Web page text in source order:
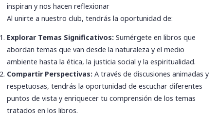
inspiran y nos hacen reflexionar
Al unirte a nuestro club, tendrás la oportunidad de:
Explorar Temas Significativos: Sumérgete en libros que
abordan temas que van desde la naturaleza y el medio
ambiente hasta la ética, la justicia social y la espiritualidad.
Compartir Perspectivas: A través de discusiones animadas y
respetuosas, tendrás la oportunidad de escuchar diferentes
puntos de vista y enriquecer tu comprensión de los temas
tratados en los libros.